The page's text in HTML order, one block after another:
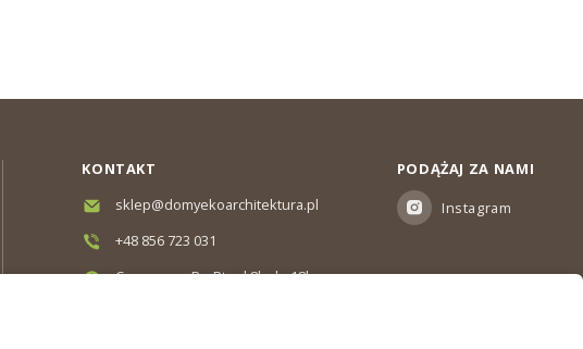
KONTAKT
sklep@domyekoarchitektura.pl
+48 856 723 031
Czas pracy: Pn-Pt od 8h do 18h
PODĄŻAJ ZA NAMI
Instagram